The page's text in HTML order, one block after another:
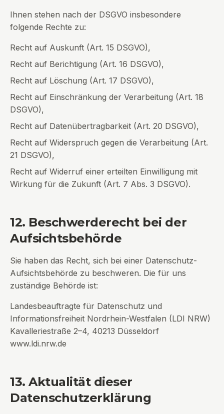
Ihnen stehen nach der DSGVO insbesondere
folgende Rechte zu:
Recht auf Auskunft (Art. 15 DSGVO),
Recht auf Berichtigung (Art. 16 DSGVO),
Recht auf Löschung (Art. 17 DSGVO),
Recht auf Einschränkung der Verarbeitung (Art. 18
DSGVO),
Recht auf Datenübertragbarkeit (Art. 20 DSGVO),
Recht auf Widerspruch gegen die Verarbeitung (Art.
21 DSGVO),
Recht auf Widerruf einer erteilten Einwilligung mit
Wirkung für die Zukunft (Art. 7 Abs. 3 DSGVO).
12. Beschwerderecht bei der
Aufsichtsbehörde
Sie haben das Recht, sich bei einer Datenschutz-
Aufsichtsbehörde zu beschweren. Die für uns
zuständige Behörde ist:
Landesbeauftragte für Datenschutz und
Informationsfreiheit Nordrhein-Westfalen (LDI NRW)
Kavalleriestraße 2–4, 40213 Düsseldorf
www.ldi.nrw.de
13. Aktualität dieser
Datenschutzerklärung